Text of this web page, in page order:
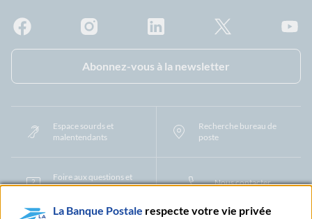
Abonnez-vous à la newsletter
Espace sourds et
malentendants
Recherche bureau de
poste
Foire aux questions et
centre d'aide
Nous contacter
La Banque Postale respecte votre vie privée